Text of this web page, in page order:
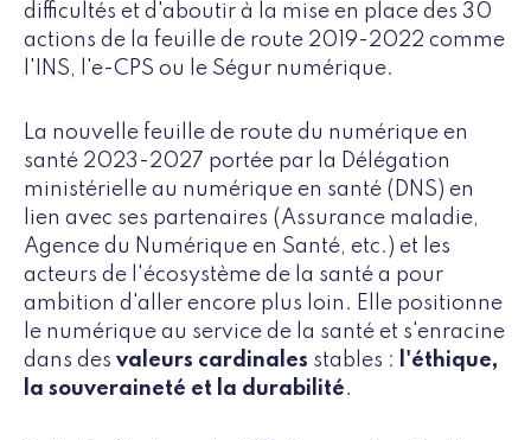
difficultés et d'aboutir à la mise en place des 30
actions de la feuille de route 2019-2022 comme
l'INS, l'e-CPS ou le Ségur numérique.
La nouvelle feuille de route du numérique en
santé 2023-2027 portée par la Délégation
ministérielle au numérique en santé (DNS) en
lien avec ses partenaires (Assurance maladie,
Agence du Numérique en Santé, etc.) et les
acteurs de l'écosystème de la santé a pour
ambition d'aller encore plus loin. Elle positionne
le numérique au service de la santé et s'enracine
dans des valeurs cardinales stables :
l'éthique,
la souveraineté et la durabilité.